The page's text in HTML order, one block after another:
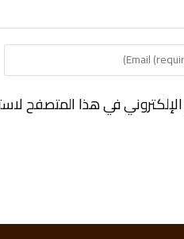
في هذا المتصفح